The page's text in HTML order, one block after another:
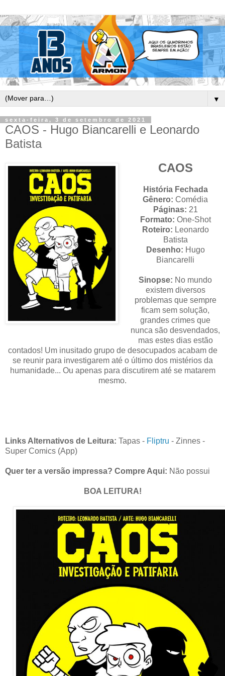
▼
sexta-feira, 3 de setembro de 2021
CAOS - Hugo Biancarelli e Leonardo
Batista
CAOS
História Fechada
Gênero: Comédia
Páginas: 21
Formato: One-Shot
Roteiro: Leonardo
Batista
Desenho: Hugo
Biancarelli
Sinopse: No mundo
existem diversos
problemas que sempre
ficam sem solução,
grandes crimes que
nunca são desvendados,
mas estes dias estão
contados! Um inusitado grupo de desocupados acabam de
se reunir para investigarem até o último dos mistérios da
humanidade... Ou apenas para discutirem até se matarem
mesmo.
Links Alternativos de Leitura: Tapas - Fliptru - Zinnes -
Super Comics (App)
Quer ter a versão impressa? Compre Aqui: Não possui
BOA LEITURA!